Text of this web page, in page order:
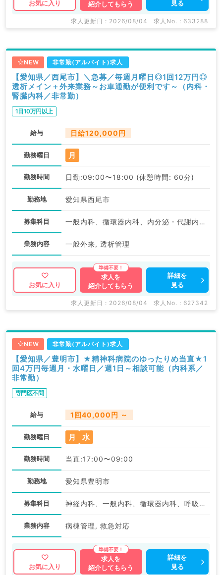
お気に入り
紹介してもらう
見る
求人更新日 : 2026/08/04 求人No. : 633288
NEW 非常勤(アルバイト)求人
【愛知県／西尾市】＼急募／毎週月曜日◎1回12万円◎
透析メイン＋外来業務～お車通勤が便利です～（内科・
腎臓内科／非常勤）
1日10万円以上
給与 日給120,000円
勤務曜日 月
勤務時間 日勤:09:00〜18:00 (休憩時間: 60分)
勤務地 愛知県西尾市
募集科目 一般内科、循環器内科、内分泌・代謝内科、腎臓内科
業務内容 一般外来, 透析管理
お気に入り
求人を
紹介してもらう
詳細を
見る
求人更新日 : 2026/08/04 求人No. : 627342
NEW 非常勤(アルバイト)求人
【愛知県／豊明市】★精神科病院のゆったりめ当直★1
回4万円毎週月・水曜日／週1日～相談可能（内科系／
非常勤）
専門医不問
給与 1回40,000円 ～
勤務曜日 月 水
勤務時間 当直:17:00〜09:00
勤務地 愛知県豊明市
募集科目 神経内科、一般内科、循環器内科、呼吸器内科、消化器内科、内分泌・代謝内科、腎臓内科、老年内科、血液内科、膠原病科
業務内容 病棟管理, 救急対応
お気に入り
求人を
紹介してもらう
詳細を
見る